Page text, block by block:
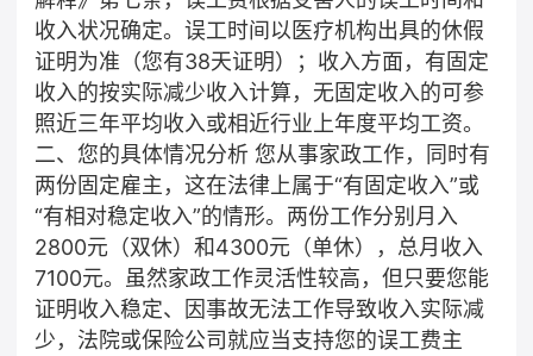
收入状况确定。误工时间以医疗机构出具的休假
证明为准（您有38天证明）；收入方面，有固定
收入的按实际减少收入计算，无固定收入的可参
照近三年平均收入或相近行业上年度平均工资。
二、您的具体情况分析 您从事家政工作，同时有
两份固定雇主，这在法律上属于“有固定收入”或
“有相对稳定收入”的情形。两份工作分别月入
2800元（双休）和4300元（单休），总月收入
7100元。虽然家政工作灵活性较高，但只要您能
证明收入稳定、因事故无法工作导致收入实际减
少，法院或保险公司就应当支持您的误工费主